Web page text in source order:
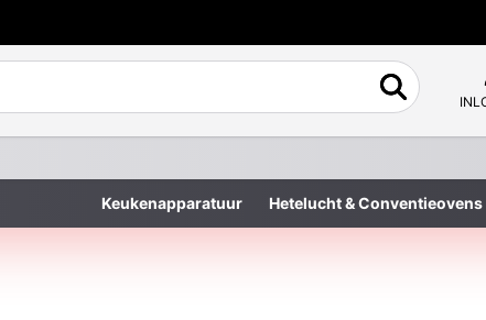
Keukenapparatuur Hetelucht & Conventieovens